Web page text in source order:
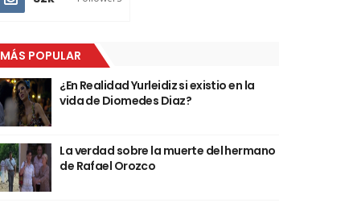
MÁS POPULAR
¿En Realidad Yurleidiz si existio en la
vida de Diomedes Diaz?
La verdad sobre la muerte del hermano
de Rafael Orozco